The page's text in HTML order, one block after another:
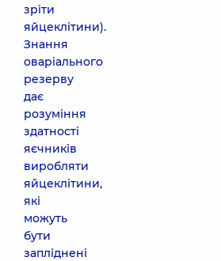
зріти
яйцеклітини).
Знання
оваріального
резерву
дає
розуміння
здатності
яєчників
виробляти
яйцеклітини,
які
можуть
бути
запліднені